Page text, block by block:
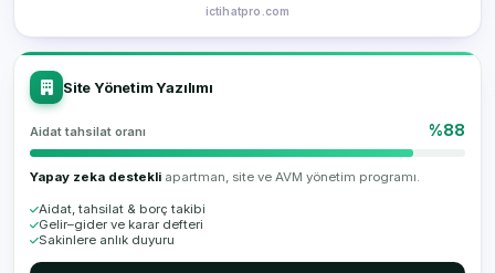
ictihatpro.com
Site Yönetim Yazılımı
Aidat tahsilat oranı %88
Yapay zeka destekli apartman, site ve AVM yönetim programı.
Aidat, tahsilat & borç takibi
Gelir–gider ve karar defteri
Sakinlere anlık duyuru